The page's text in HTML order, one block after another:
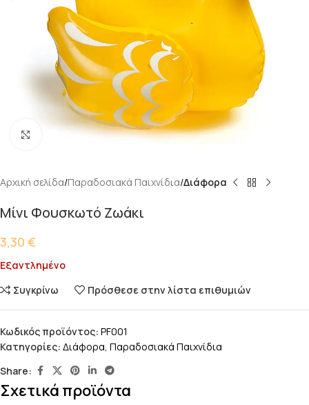
Κάντε κλικ για μεγέθυνση
Αρχική σελίδα Παραδοσιακά Παιχνίδια Διάφορα
Μίνι Φουσκωτό Ζωάκι
3,30 €
Εξαντλημένο
Συγκρίνω
Πρόσθεσε στην λίστα επιθυμιών
Κωδικός προϊόντος: PF001
Κατηγορίες: Διάφορα, Παραδοσιακά Παιχνίδια
Share:
Σχετικά προϊόντα